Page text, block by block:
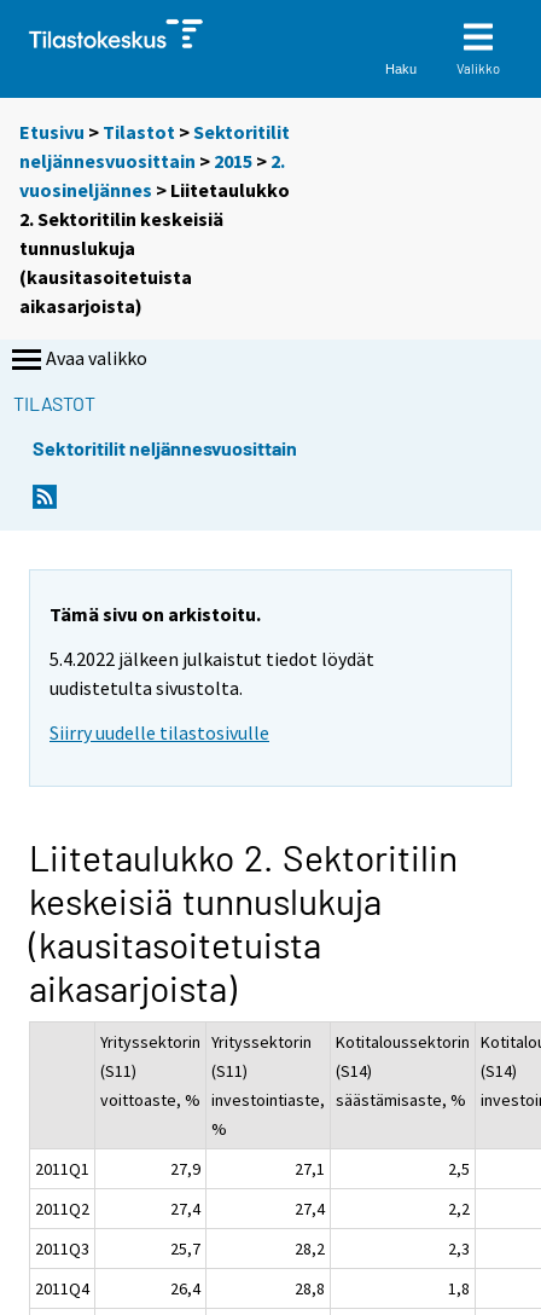
Haku Valikko
Etusivu > Tilastot >Sektoritilit
neljännesvuosittain > 2015 > 2.
vuosineljännes > Liitetaulukko
2. Sektoritilin keskeisiä
tunnuslukuja
(kausitasoitetuista
aikasarjoista)
Avaa valikko
TILASTOT
Sektoritilit neljännesvuosittain
Tämä sivu on arkistoitu.
5.4.2022 jälkeen julkaistut tiedot löydät
uudistetulta sivustolta.
Siirry uudelle tilastosivulle
Liitetaulukko 2. Sektoritilin
keskeisiä tunnuslukuja
(kausitasoitetuista
aikasarjoista)
Yrityssektorin
(S11)
voittoaste, %
Yrityssektorin
(S11)
investointiaste,
%
Kotitaloussektorin
(S14)
säästämisaste, %
(S14)
2011Q1 27,9 27,1
2,5
2011Q2
27,4 27,4
2,2
2011Q3
25,7 28,2
2,3
2011Q4
26,4 28,8
1,8